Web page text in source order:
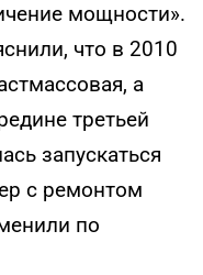
мощности».
что в 2010
а
третьей
запускаться
с ремонтом
по